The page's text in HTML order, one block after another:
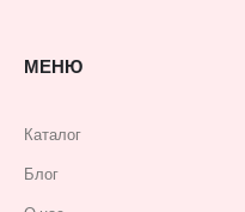
МЕНЮ
Каталог
Блог